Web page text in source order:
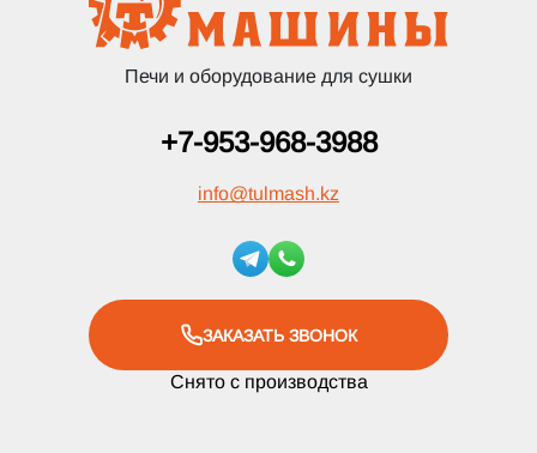
Печи и оборудование для сушки
+7-953-968-3988
info@tulmash.kz
ЗАКАЗАТЬ ЗВОНОК
Снято с производства